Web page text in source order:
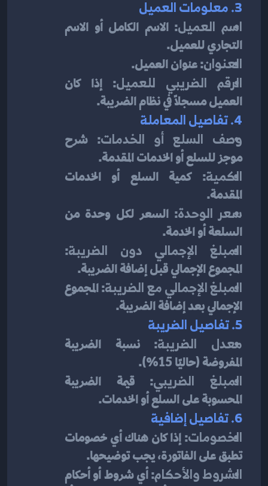
3. معلومات العميل
اسم العميل
التجاري للعميل.
العنوان: عنوان العميل.
الرقم الضريبي للعميل
العميل مسجلاً في نظام الضريبة.
4. تفاصيل المعاملة
وصف السلع أو الخدمات
موجز للسلع أو الخدمات المقدمة.
الكمية
المقدمة.
سعر الوحدة
السلعة أو الخدمة.
المبلغ الإجمالي دون الضريبة
المجموع الإجمالي قبل إضافة الضريبة.
المبلغ الإجمالي مع الضريبة : المجموع
الإجمالي بعد إضافة الضريبة.
5. تفاصيل الضريبة
معدل الضريبة
: نسبة الضريبة
المفروضة (حاليًا 15%).
المبلغ الضريبي : قيمة الضريبة
المحسوبة على السلع أو الخدمات.
6. تفاصيل إضافية
الخصومات
تطبق على الفاتورة، يجب توضيحها.
الشروط والأحكام